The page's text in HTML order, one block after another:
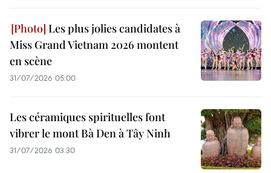
Les plus jolies candidates à
Miss Grand Vietnam 2026 montent
en scène
31/07/2026 05:00
Les céramiques spirituelles font
vibrer le mont Bà Den à Tây Ninh
31/07/2026 03:30